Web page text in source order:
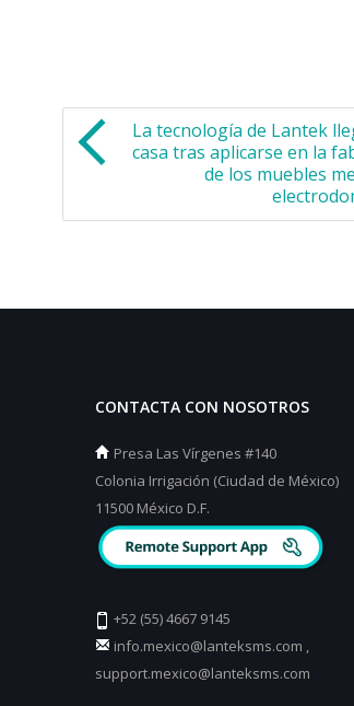
La tecnología de Lantek
casa tras aplicarse en la
de los muebles
CONTACTA CON NOSOTROS
Presa Las Vírgenes #140
Colonia Irrigación (Ciudad de México)
11500 México D.F.
+52 (55) 4667 9145
info.mexico@lanteksms.com ,
support.mexico@lanteksms.com